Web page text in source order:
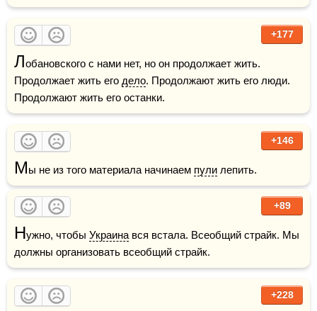
+177
Лобановского с нами нет, но он продолжает жить.
Продолжает жить его дело. Продолжают жить его люди.
Продолжают жить его останки.
+146
Мы не из того материала начинаем пули лепить.
+89
Нужно, чтобы Украина вся встала. Всеобщий страйк. Мы
должны организовать всеобщий страйк.
+228